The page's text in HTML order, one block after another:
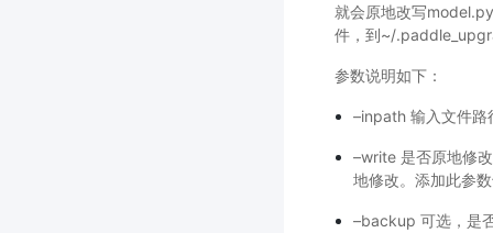
就会原地改写
件，到~/
参数说明如下：
–inpath 输入文件路
–write 是否原地修
地修改。添加此参
–backup 可选，是